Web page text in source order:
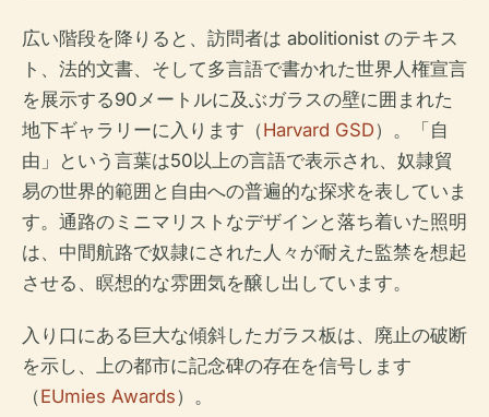
広い階段を降りると、訪問者は abolitionist のテキス
ト、法的文書、そして多言語で書かれた世界人権宣言
を展示する90メートルに及ぶガラスの壁に囲まれた
地下ギャラリーに入ります（Harvard GSD）。「自
由」という言葉は50以上の言語で表示され、奴隷貿
易の世界的範囲と自由への普遍的な探求を表していま
す。通路のミニマリストなデザインと落ち着いた照明
は、中間航路で奴隷にされた人々が耐えた監禁を想起
させる、瞑想的な雰囲気を醸し出しています。
入り口にある巨大な傾斜したガラス板は、廃止の破断
を示し、上の都市に記念碑の存在を信号します
（EUmies Awards）。